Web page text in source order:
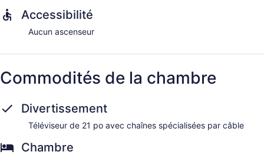
Accessibilité
Aucun ascenseur
Commodités de la chambre
Divertissement
Téléviseur de 21 po avec chaînes spécialisées par câble
Chambre